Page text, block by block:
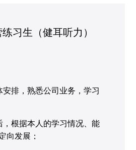
习生（健耳听力）
排，熟悉公司业务，学习
根据本人的学习情况、能
向发展；